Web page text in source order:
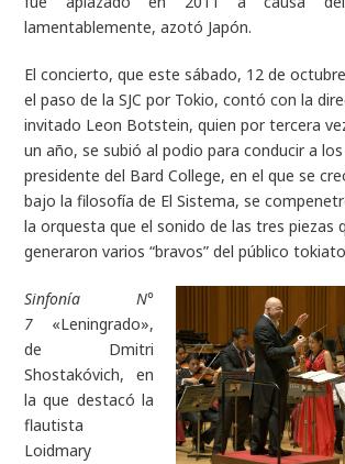
lamentablemente, azotó Japón.
El concierto, que este sábado, 12 de
el paso de la SJC por Tokio, contó con la
invitado Leon Botstein, quien por tercera
un año, se subió al podio para conducir a
presidente del Bard College, en el que se
bajo la filosofía de El Sistema, se
la orquesta que el sonido de las tres piezas
generaron varios “bravos” del público
Sinfonía N°
7 «Leningrado»,
de Dmitri
Shostakóvich, en
la que destacó la
flautista
Loidmary